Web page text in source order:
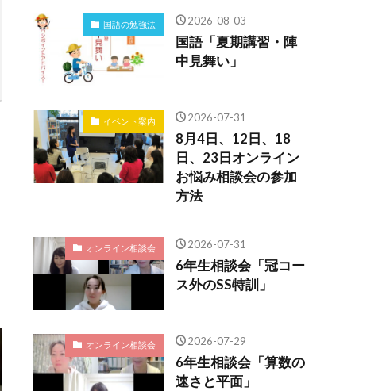
国語の勉強法 2026-08-03
国語「夏期講習・陣
中見舞い」
イベント案内 2026-07-31
8月4日、12日、18
日、23日オンライン
お悩み相談会の参加
方法
オンライン相談会 2026-07-31
6年生相談会「冠コー
ス外のSS特訓」
オンライン相談会 2026-07-29
6年生相談会「算数の
速さと平面」